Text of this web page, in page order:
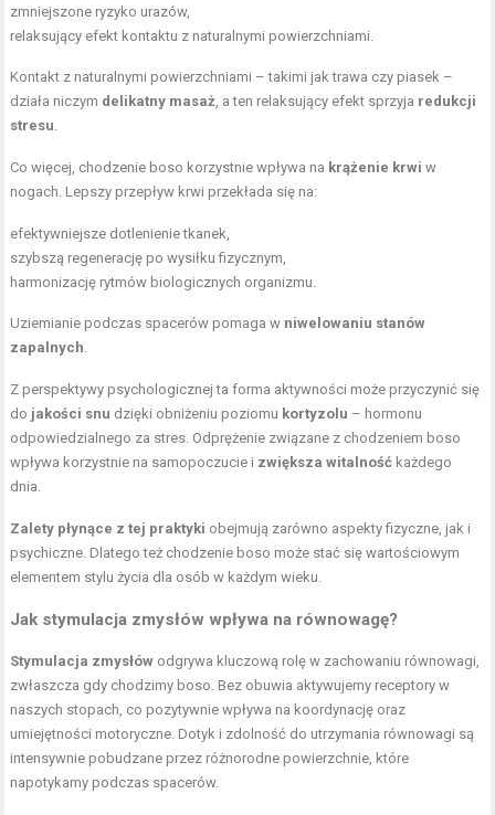
zmniejszone ryzyko urazów,
relaksujący efekt kontaktu z naturalnymi powierzchniami.
Kontakt z naturalnymi powierzchniami – takimi jak trawa czy piasek –
działa niczym delikatny masaż, a ten relaksujący efekt sprzyja redukcji
stresu.
Co więcej, chodzenie boso korzystnie wpływa na krążenie krwi w
nogach. Lepszy przepływ krwi przekłada się na:
efektywniejsze dotlenienie tkanek,
szybszą regenerację po wysiłku fizycznym,
harmonizację rytmów biologicznych organizmu.
Uziemianie podczas spacerów pomaga w niwelowaniu stanów
zapalnych.
Z perspektywy psychologicznej ta forma aktywności może przyczynić się
do jakości snu dzięki obniżeniu poziomu kortyzolu – hormonu
odpowiedzialnego za stres. Odprężenie związane z chodzeniem boso
wpływa korzystnie na samopoczucie i zwiększa witalność każdego
dnia.
Zalety płynące z tej praktyki obejmują zarówno aspekty fizyczne, jak i
psychiczne. Dlatego też chodzenie boso może stać się wartościowym
elementem stylu życia dla osób w każdym wieku.
Jak stymulacja zmysłów wpływa na równowagę?
Stymulacja zmysłów odgrywa kluczową rolę w zachowaniu równowagi,
zwłaszcza gdy chodzimy boso. Bez obuwia aktywujemy receptory w
naszych stopach, co pozytywnie wpływa na koordynację oraz
umiejętności motoryczne. Dotyk i zdolność do utrzymania równowagi są
intensywnie pobudzane przez różnorodne powierzchnie, które
napotykamy podczas spacerów.